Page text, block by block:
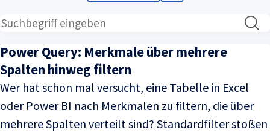
Power Query: Merkmale über mehrere
Spalten hinweg filtern
Wer hat schon mal versucht, eine Tabelle in Excel
oder Power BI nach Merkmalen zu filtern, die über
mehrere Spalten verteilt sind? Standardfilter stoßen